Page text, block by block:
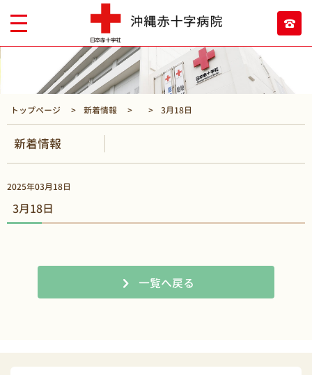
トップページ 新着情報 3月18日
新着情報
2025年03月18日
3月18日
一覧へ戻る